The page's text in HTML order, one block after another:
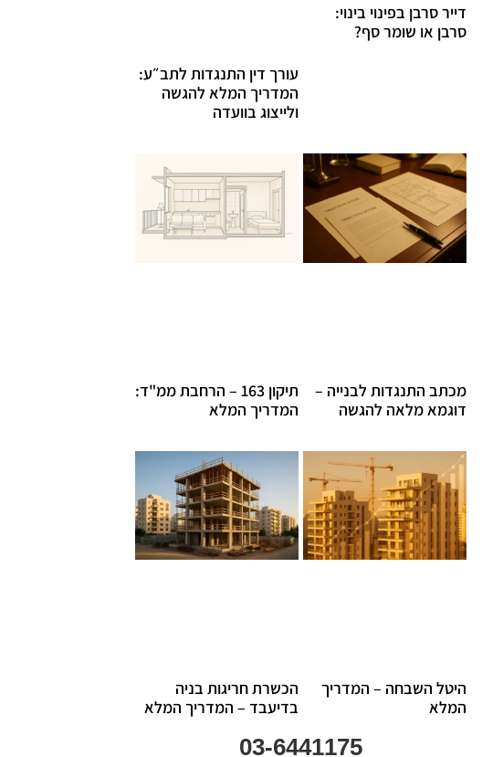
דייר סרבן בפינוי בינוי:
סרבן או שומר סף?
עורך דין התנגדות לתב״ע:
המדריך המלא להגשה
ולייצוג בוועדה
מכתב התנגדות לבנייה –
דוגמא מלאה להגשה
תיקון 163 – הרחבת ממ"ד:
המדריך המלא
היטל השבחה – המדריך
המלא
הכשרת חריגות בניה
בדיעבד – המדריך המלא
03-6441175